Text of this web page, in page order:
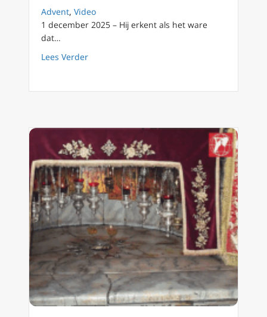
Advent, Video
1 december 2025 – Hij erkent als het ware
dat…
Lees Verderabout Dag 2 van de Advent 2025 – Hoe